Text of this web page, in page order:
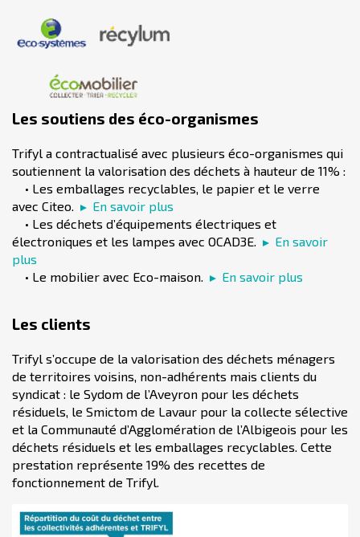
Les soutiens des éco-organismes
Trifyl a contractualisé avec plusieurs éco-organismes qui
soutiennent la valorisation des déchets à hauteur de 11% :
• Les emballages recyclables, le papier et le verre
avec Citeo.
En savoir plus
• Les déchets d’équipements électriques et
électroniques et les lampes avec OCAD3E.
En savoir
plus
• Le mobilier avec Eco-maison.
En savoir plus
Les clients
Trifyl s’occupe de la valorisation des déchets ménagers
de territoires voisins, non-adhérents mais clients du
syndicat : le Sydom de l’Aveyron pour les déchets
résiduels, le Smictom de Lavaur pour la collecte sélective
et la Communauté d’Agglomération de l’Albigeois pour les
déchets résiduels et les emballages recyclables. Cette
prestation représente 19% des recettes de
fonctionnement de Trifyl.